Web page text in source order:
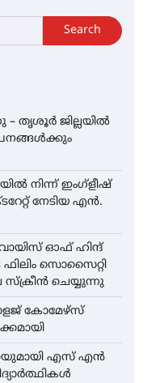
Search
തൃശൂർ ജില്ലയിൽ
നിന്ന് ഇംഗ്ളീഷ്
നേടിയ എൻ.
വോയിസ് ഓഫ് ഹിന്ദ്
സൊസൈറ്റി
സ്‌ക്രീൻ ചെയ്യുന്നു
കോമേഴ്‌സ്
എസ് എൻ